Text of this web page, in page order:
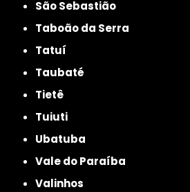
São Sebastião
Taboão da Serra
Tatuí
Taubaté
Tietê
Tuiuti
Ubatuba
Vale do Paraíba
Valinhos